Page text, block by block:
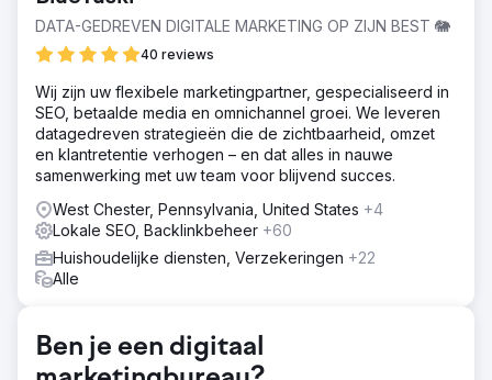
verbeteren voor waardevolle resultaten, de website
optimaliseren op de vereiste On-page, technische SEO-
uitdagingen aangaan en de longtail-trefwoorden vinden.
Oplossing
Als toonaangevende SEO-aanbieder omvat onze
oplossing long tail- en korte trefwoordzoekopdrachten
om de juiste trefwoorden te identificeren, optimalisatie
van websites op de pagina, zoals metatags, kopteksten
en alt-tags, en een focus op de unieke inhoud van
belangrijke pagina's zonder duplicatie, zoals de
startpagina en servicepagina.
Resultaat
prominente trefwoorden voor locatie Kingston in de top
drie posities te plaatsen. We voldoen aan de
DATA-GEDREVEN DIGITALE MARKETING OP ZIJN BEST 🐘
40 reviews
Wij zijn uw flexibele marketingpartner, gespecialiseerd in
SEO, betaalde media en omnichannel groei. We leveren
datagedreven strategieën die de zichtbaarheid, omzet
en klantretentie verhogen – en dat alles in nauwe
samenwerking met uw team voor blijvend succes.
West Chester, Pennsylvania, United States +4
Lokale SEO, Backlinkbeheer +60
Huishoudelijke diensten, Verzekeringen +22
Alle
Ben je een digitaal